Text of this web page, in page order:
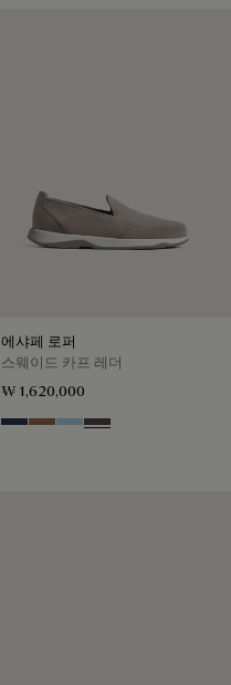
에샤페 로퍼
스웨이드 카프 레더
₩ 1,620,000
Blu Dark Beige
Light Blue
Grey